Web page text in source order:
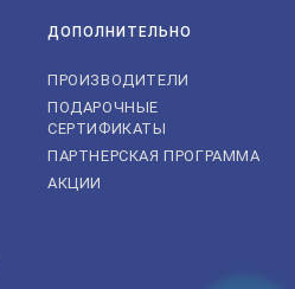
ДОПОЛНИТЕЛЬНО
ПРОИЗВОДИТЕЛИ
ПОДАРОЧНЫЕ
СЕРТИФИКАТЫ
ПАРТНЕРСКАЯ ПРОГРАММА
АКЦИИ